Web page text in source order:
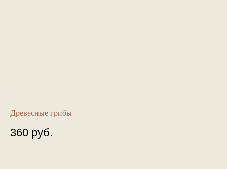
Древесные грибы
360 руб.